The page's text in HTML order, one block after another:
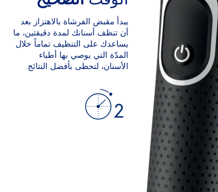
يبدأ مقبض الفرشاة بالاهتزاز بعد
أن تنظف أسنانك لمدة دقيقتين، ما
يساعدك على التنظيف تماماً خلال
المدّة التي يوصي بها أطباء
الأسنان، لتحظى بأفضل النتائج.